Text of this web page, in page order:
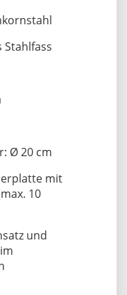
Stahlfass
Ø 20 cm
mit
10
und